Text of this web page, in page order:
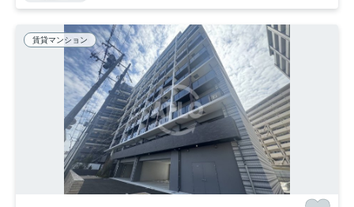
賃貸マンション